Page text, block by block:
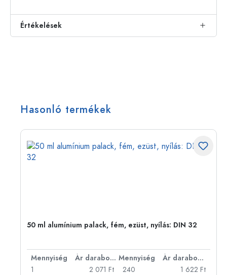
Értékelések
Hasonló termékek
50 ml alumínium palack, fém, ezüst, nyílás: DIN 32
Mennyiség Ár darabonként Mennyiség
Ár darabonként
1
2 071 Ft
240
1 622 Ft